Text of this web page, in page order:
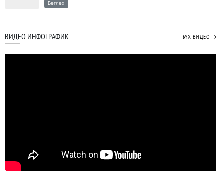
Бөглөх
ВИДЕО ИНФОГРАФИК БҮХ ВИДЕО